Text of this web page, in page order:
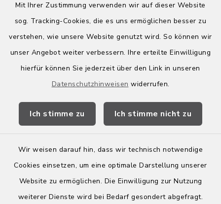
Mit Ihrer Zustimmung verwenden wir auf dieser Website
sog. Tracking-Cookies, die es uns ermöglichen besser zu
verstehen, wie unsere Website genutzt wird. So können wir
unser Angebot weiter verbessern. Ihre erteilte Einwilligung
hierfür können Sie jederzeit über den Link in unseren
Datenschutzhinweisen widerrufen.
Ich stimme zu Ich stimme nicht zu
Wir weisen darauf hin, dass wir technisch notwendige
Cookies einsetzen, um eine optimale Darstellung unserer
Website zu ermöglichen. Die Einwilligung zur Nutzung
weiterer Dienste wird bei Bedarf gesondert abgefragt.
Quicklinks
Kreis Bergstraße
Wirtschaftsregion Bergstraße
Kontakt